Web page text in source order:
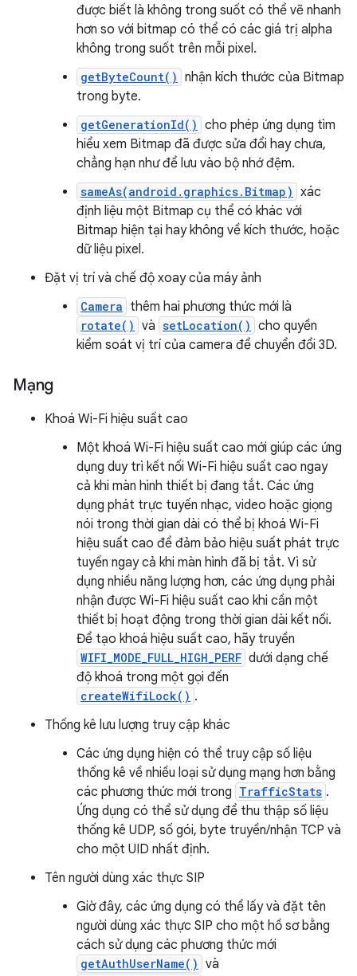
được biết là không trong suốt có thể vẽ nhanh
hơn so với bitmap có thể có các giá trị alpha
không trong suốt trên mỗi pixel.
getByteCount() nhận kích thước của Bitmap
trong byte.
getGenerationId() cho phép ứng dụng tìm
hiểu xem Bitmap đã được sửa đổi hay chưa,
chẳng hạn như để lưu vào bộ nhớ đệm.
sameAs(android.graphics.Bitmap) xác
định liệu một Bitmap cụ thể có khác với
Bitmap hiện tại hay không về kích thước, hoặc
dữ liệu pixel.
Đặt vị trí và chế độ xoay của máy ảnh
Camera thêm hai phương thức mới là
rotate() và setLocation() cho quyền
kiểm soát vị trí của camera để chuyển đổi 3D.
Mạng
Khoá Wi-Fi hiệu suất cao
Một khoá Wi-Fi hiệu suất cao mới giúp các ứng
dụng duy trì kết nối Wi-Fi hiệu suất cao ngay
cả khi màn hình thiết bị đang tắt. Các ứng
dụng phát trực tuyến nhạc, video hoặc giọng
nói trong thời gian dài có thể bị khoá Wi-Fi
hiệu suất cao để đảm bảo hiệu suất phát trực
tuyến ngay cả khi màn hình đã bị tắt. Vì sử
dụng nhiều năng lượng hơn, các ứng dụng phải
nhận được Wi-Fi hiệu suất cao khi cần một
thiết bị hoạt động trong thời gian dài kết nối.
Để tạo khoá hiệu suất cao, hãy truyền
WIFI_MODE_FULL_HIGH_PERF dưới dạng chế
độ khoá trong một gọi đến
createWifiLock() .
Thống kê lưu lượng truy cập khác
Các ứng dụng hiện có thể truy cập số liệu
thống kê về nhiều loại sử dụng mạng hơn bằng
các phương thức mới trong TrafficStats .
Ứng dụng có thể sử dụng để thu thập số liệu
thống kê UDP, số gói, byte truyền/nhận TCP và
cho một UID nhất định.
Tên người dùng xác thực SIP
Giờ đây, các ứng dụng có thể lấy và đặt tên
người dùng xác thực SIP cho một hồ sơ bằng
cách sử dụng các phương thức mới
getAuthUserName() và